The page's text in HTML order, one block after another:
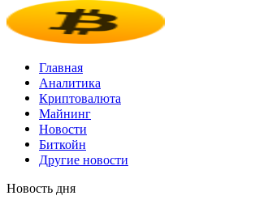
Главная
Аналитика
Криптовалюта
Майнинг
Новости
Биткойн
Другие новости
Новость дня